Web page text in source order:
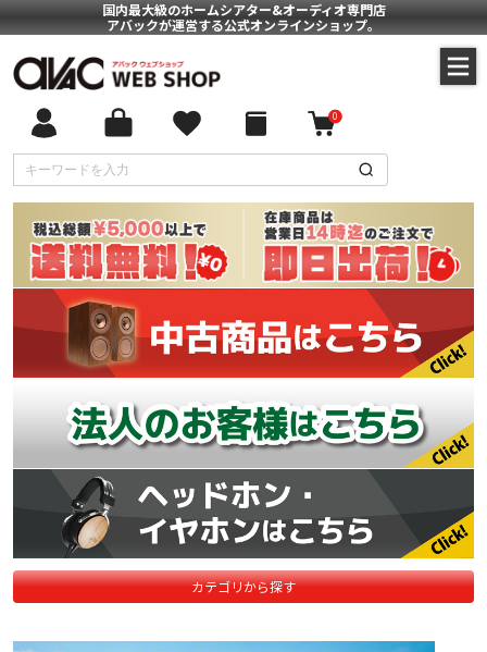
国内最大級のホームシアター&オーディオ専門店
アバックが運営する公式オンラインショップ。
0
カテゴリから探す